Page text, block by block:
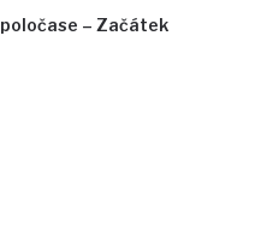
– Začátek